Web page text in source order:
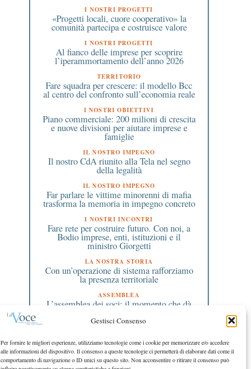
Gestisci Consenso
Per fornire le migliori esperienze, utilizziamo tecnologie come i cookie per memorizzare e/o accedere
alle informazioni del dispositivo. Il consenso a queste tecnologie ci permetterà di elaborare dati come il
comportamento di navigazione o ID unici su questo sito. Non acconsentire o ritirare il consenso può
I NOSTRI PROGETTI
«Progetti locali, cuore cooperativo» la
comunità partecipa e costruisce valore
I NOSTRI PROGETTI
Al fianco delle imprese per scoprire
l’iperammortamento dell’anno 2026
TERRITORIO
Fare squadra per crescere: il modello Bcc
al centro del confronto sull’economia reale
I NOSTRI OBIETTIVI
Piano commerciale: 200 milioni di crescita
e nuove divisioni per aiutare imprese e
famiglie
IL NOSTRO IMPEGNO
Il nostro CdA riunito alla Tela nel segno
della legalità
IL NOSTRO IMPEGNO
Far parlare le vittime minorenni di mafia
trasforma la memoria in impegno concreto
I NOSTRI INCONTRI
Fare rete per costruire futuro. Con noi, a
Bodio imprese, enti, istituzioni e il
ministro Giorgetti
LA NOSTRA STORIA
Con un’operazione di sistema rafforziamo
la presenza territoriale
ASSEMBLEA
L’assemblea dei soci: il momento che dà
EDITORIALE PRESIDENTE
La forza della fiducia